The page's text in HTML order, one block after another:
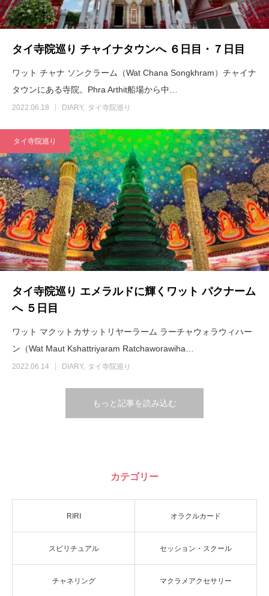
タイ寺院巡り チャイナタウンへ ６日目・７日目
ワット チャナ ソンクラーム（Wat Chana Songkhram）チャイナ
タウンにある寺院。Phra Arthit船場から中…
2022.06.18 DIARY タイ寺院巡り
タイ寺院巡り
タイ寺院巡り エメラルドに輝くワット パクナーム
へ ５日目
ワット マクットカサットリヤーラーム ラーチャウォラウィハー
ン（Wat Maut Kshattriyaram Ratchaworawiha…
2022.06.14 DIARY タイ寺院巡り
もっと記事を読み込む
カテゴリー
RIRI オラクルカード
スピリチュアル セッション・スクール
チャネリング マクラメアクセサリー